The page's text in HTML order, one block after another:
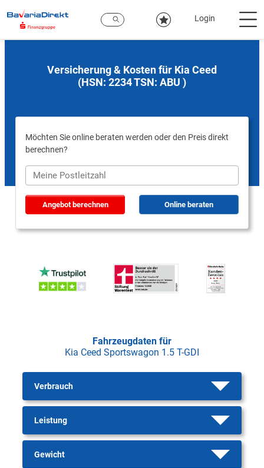
Hauptinhalt
Login
Versicherung & Kosten für Kia Ceed
(HSN: 2234 TSN: ABU )
Möchten Sie online beraten werden oder den Preis direkt
berechnen?
Angebot berechnen Online beraten
Fahrzeugdaten für
Kia Ceed Sportswagon 1.5 T-GDI
Verbrauch
Leistung
Gewicht